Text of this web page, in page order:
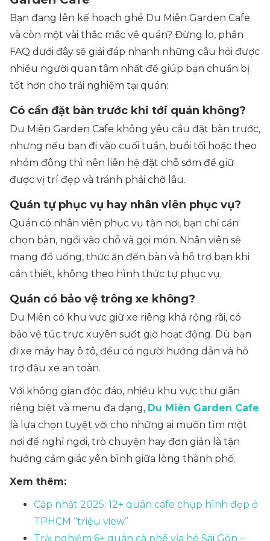
Bạn đang lên kế hoạch ghé Du Miên Garden Cafe
và còn một vài thắc mắc về quán? Đừng lo, phần
FAQ dưới đây sẽ giải đáp nhanh những câu hỏi được
nhiều người quan tâm nhất để giúp bạn chuẩn bị
tốt hơn cho trải nghiệm tại quán:
Có cần đặt bàn trước khi tới quán không?
Du Miên Garden Cafe không yêu cầu đặt bàn trước,
nhưng nếu bạn đi vào cuối tuần, buổi tối hoặc theo
nhóm đông thì nên liên hệ đặt chỗ sớm để giữ
được vị trí đẹp và tránh phải chờ lâu.
Quán tự phục vụ hay nhân viên phục vụ?
Quán có nhân viên phục vụ tận nơi, bạn chỉ cần
chọn bàn, ngồi vào chỗ và gọi món. Nhân viên sẽ
mang đồ uống, thức ăn đến bàn và hỗ trợ bạn khi
cần thiết, không theo hình thức tự phục vụ.
Quán có bảo vệ trông xe không?
Du Miên có khu vực giữ xe riêng khá rộng rãi, có
bảo vệ túc trực xuyên suốt giờ hoạt động. Dù bạn
đi xe máy hay ô tô, đều có người hướng dẫn và hỗ
trợ đậu xe an toàn.
Với không gian độc đáo, nhiều khu vực thư giãn
riêng biệt và menu đa dạng, Du Miên Garden Cafe
là lựa chọn tuyệt vời cho những ai muốn tìm một
nơi để nghỉ ngơi, trò chuyện hay đơn giản là tận
hưởng cảm giác yên bình giữa lòng thành phố.
Xem thêm:
Cập nhật 2025: 12+ quán cafe chụp hình đẹp ở
TPHCM “triệu view”
Trải nghiệm 6+ quán cà phê vỉa hè Sài Gòn –